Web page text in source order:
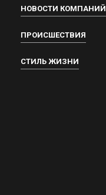
НОВОСТИ КОМПАНИЙ
ПРОИСШЕСТВИЯ
СТИЛЬ ЖИЗНИ